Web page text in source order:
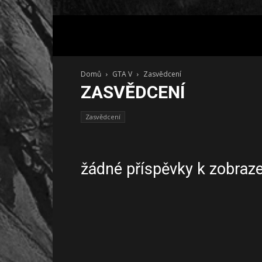
Domů GTA V Zasvědcení
ZASVĚDCENÍ
Zasvědcení
žádné příspěvky k